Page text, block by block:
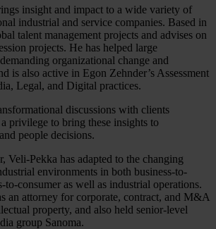
insight and impact to a wide variety of
industrial and service companies. Based in
talent management projects and advises on
projects. He has helped large
organizational change and
is also active in Egon Zehnder’s Assessment
Legal, and Digital practices.
discussions with clients
a privilege to bring these insights to
people decisions.
Veli-Pekka has adapted to the changing
environments in both business-to-
to-consumer as well as industrial operations.
an attorney for corporate, contract, and M&A
property, and also held senior-level
group Sanoma.